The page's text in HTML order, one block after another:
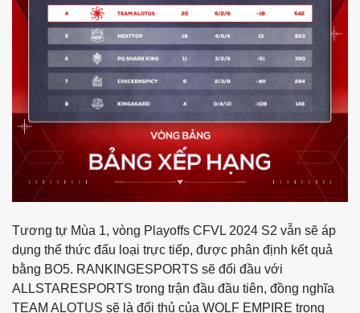
Tương tự Mùa 1, vòng Playoffs CFVL 2024 S2 vẫn sẽ áp
dụng thể thức đấu loại trực tiếp, được phân định kết quả
bằng BO5. RANKINGESPORTS sẽ đối đầu với
ALLSTARESPORTS trong trận đầu đầu tiên, đồng nghĩa
TEAM ALOTUS sẽ là đối thủ của WOLF EMPIRE trong